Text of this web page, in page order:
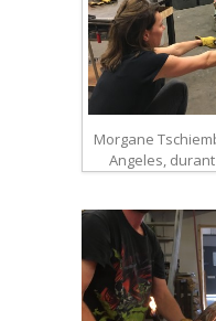
Morgane
Angeles, durant